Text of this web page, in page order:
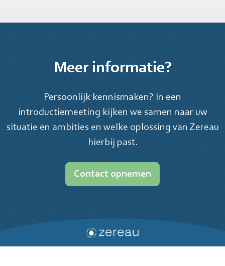
Meer informatie?
Persoonlijk kennismaken? In een
introductiemeeting kijken we samen naar uw
situatie en ambities en welke oplossing van Zereau
hierbij past.
Contact opnemen